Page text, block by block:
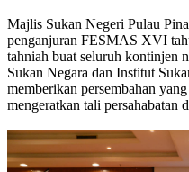
Majlis Sukan Negeri Pulau
penganjuran FESMAS XVI
tahniah buat seluruh kontinjen
Sukan Negara dan Institut
memberikan persembahan
mengeratkan tali persahabatan